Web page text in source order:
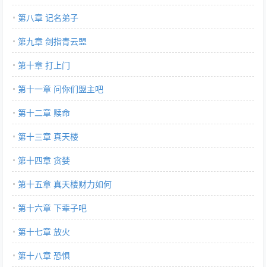
第八章 记名弟子
第九章 剑指青云盟
第十章 打上门
第十一章 问你们盟主吧
第十二章 赎命
第十三章 真天楼
第十四章 贪婪
第十五章 真天楼财力如何
第十六章 下辈子吧
第十七章 放火
第十八章 恐惧